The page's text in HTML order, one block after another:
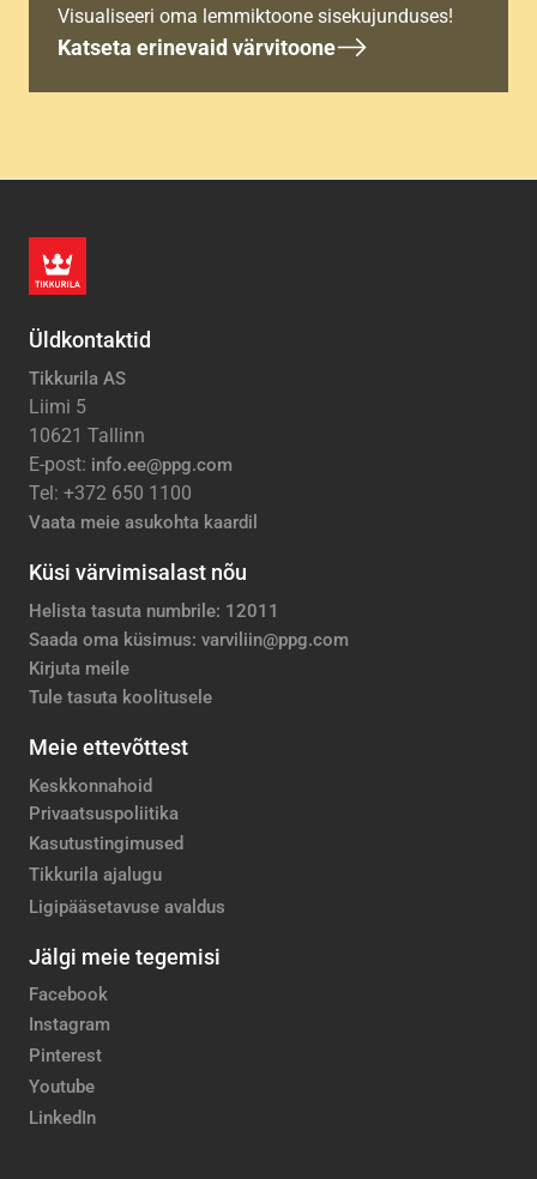
Visualiseeri oma lemmiktoone sisekujunduses!
Katseta erinevaid värvitoone
Üldkontaktid
Tikkurila AS
Liimi 5
10621 Tallinn
E-post: info.ee@ppg.com
Tel: +372 650 1100
Vaata meie asukohta kaardil
Küsi värvimisalast nõu
Helista tasuta numbrile: 12011
Saada oma küsimus: varviliin@ppg.com
Kirjuta meile
Tule tasuta koolitusele
Meie ettevõttest
Keskkonnahoid
Privaatsuspoliitika
Kasutustingimused
Tikkurila ajalugu
Ligipääsetavuse avaldus
Jälgi meie tegemisi
Facebook
Instagram
Pinterest
Youtube
LinkedIn